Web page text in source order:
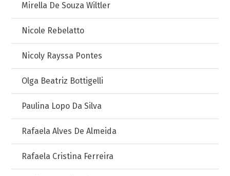
Mirella De Souza Wiltler
Nicole Rebelatto
Nicoly Rayssa Pontes
Olga Beatriz Bottigelli
Paulina Lopo Da Silva
Rafaela Alves De Almeida
Rafaela Cristina Ferreira